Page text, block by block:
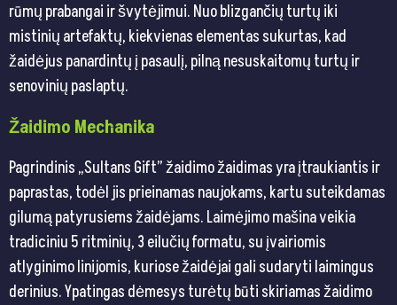
rūmų prabangai ir švytėjimui. Nuo blizgančių turtų iki
mistinių artefaktų, kiekvienas elementas sukurtas, kad
žaidėjus panardintų į pasaulį, pilną nesuskaitomų turtų ir
senovinių paslaptų.
Žaidimo Mechanika
Pagrindinis „Sultans Gift” žaidimo žaidimas yra įtraukiantis ir
paprastas, todėl jis prieinamas naujokams, kartu suteikdamas
gilumą patyrusiems žaidėjams. Laimėjimo mašina veikia
tradiciniu 5 ritminių, 3 eilučių formatu, su įvairiomis
atlyginimo linijomis, kuriose žaidėjai gali sudaryti laimingus
derinius. Ypatingas dėmesys turėtų būti skiriamas žaidimo